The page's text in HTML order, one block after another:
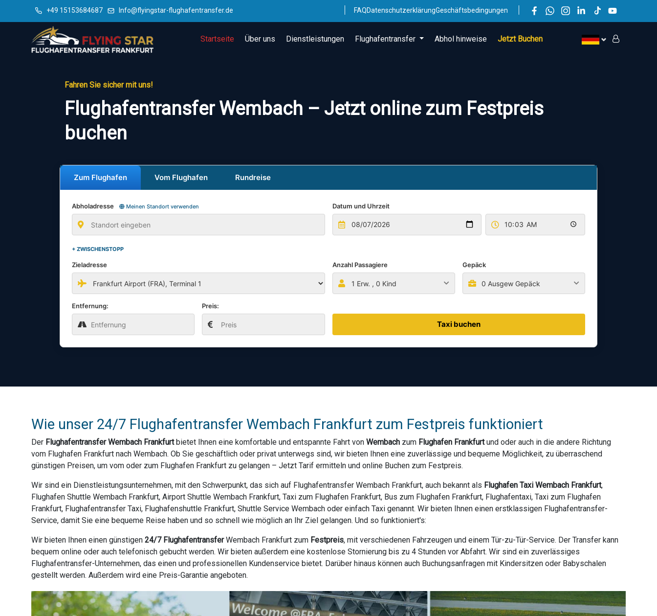
+49 15153684687 Info@flyingstar-flughafentransfer.de FAQDatenschutzerklärungGeschäftsbedingungen
Startseite Über uns Dienstleistungen Flughafentransfer Abhol hinweise Jetzt Buchen
Fahren Sie sicher mit uns!
Flughafentransfer Wembach – Jetzt online zum Festpreis
buchen
Zum Flughafen Vom Flughafen Rundreise
Abholadresse Meinen Standort verwenden
+ ZWISCHENSTOPP
Datum und Uhrzeit
Zieladresse Anzahl Passagiere
1 Erw. , 0 Kind
Gepäck
0 Ausgew Gepäck
Entfernung: Preis:
Taxi buchen
Wie unser 24/7 Flughafentransfer Wembach Frankfurt zum Festpreis funktioniert
Der Flughafentransfer Wembach Frankfurtbietet Ihnen eine komfortable und entspannte Fahrt von Wembach zum Flughafen Frankfurtund oder auch in die andere Richtung
vom Flughafen Frankfurt nach Wembach. Ob Sie geschäftlich oder privat unterwegs sind, wir bieten Ihnen eine zuverlässige und bequeme Möglichkeit, zu überraschend
günstigen Preisen, um vom oder zum Flughafen Frankfurt zu gelangen – Jetzt Tarif ermitteln und online Buchen zum Festpreis.
Wir sind ein Dienstleistungsunternehmen, mit den Schwerpunkt, das sich auf Flughafentransfer Wembach Frankfurt, auch bekannt als Flughafen Taxi Wembach Frankfurt,
Flughafen Shuttle Wembach Frankfurt, Airport Shuttle Wembach Frankfurt, Taxi zum Flughafen Frankfurt, Bus zum Flughafen Frankfurt, Flughafentaxi, Taxi zum Flughafen
Frankfurt, Flughafentransfer Taxi, Flughafenshuttle Frankfurt, Shuttle Service Wembach oder einfach Taxi genannt. Wir bieten Ihnen einen erstklassigen Flughafentransfer-
Service, damit Sie eine bequeme Reise haben und so schnell wie möglich an Ihr Ziel gelangen. Und so funktioniert's:
Wir bieten Ihnen einen günstigen 24/7 FlughafentransferWembach Frankfurt zum Festpreis, mit verschiedenen Fahrzeugen und einem Tür-zu-Tür-Service. Der Transfer kann
bequem online oder auch telefonisch gebucht werden. Wir bieten außerdem eine kostenlose Stornierung bis zu 4 Stunden vor Abfahrt. Wir sind ein zuverlässiges
Flughafentransfer-Unternehmen, das einen und professionellen Kundenservice bietet. Darüber hinaus können auch Buchungsanfragen mit Kindersitzen oder Babyschalen
gestellt werden. Außerdem wird eine Preis-Garantie angeboten.